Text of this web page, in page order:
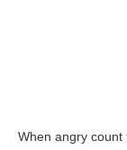
When angry